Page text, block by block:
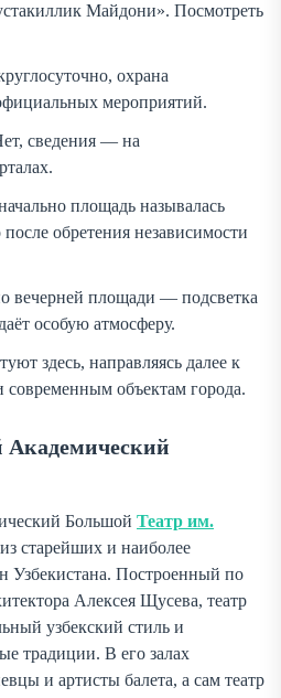
Майдони». Посмотреть
охрана
мероприятий.
сведения — на
площадь называлась
обретения независимости
вечерней площади — подсветка
особую атмосферу.
здесь, направляясь далее к
современным объектам города.
Академический
Большой Театр им.
старейших и наиболее
Узбекистана. Построенный по
Алексея Щусева, театр
узбекский стиль и
традиции. В его залах
и артисты балета, а сам театр